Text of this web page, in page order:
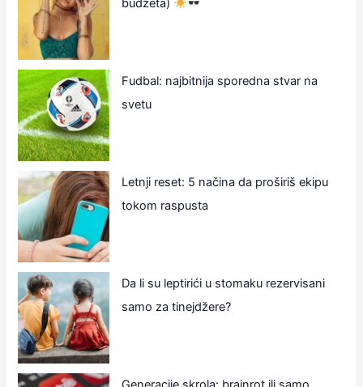
budžeta)
Fudbal: najbitnija sporedna stvar na
svetu
Letnji reset: 5 načina da proširiš ekipu
tokom raspusta
Da li su leptirići u stomaku rezervisani
samo za tinejdžere?